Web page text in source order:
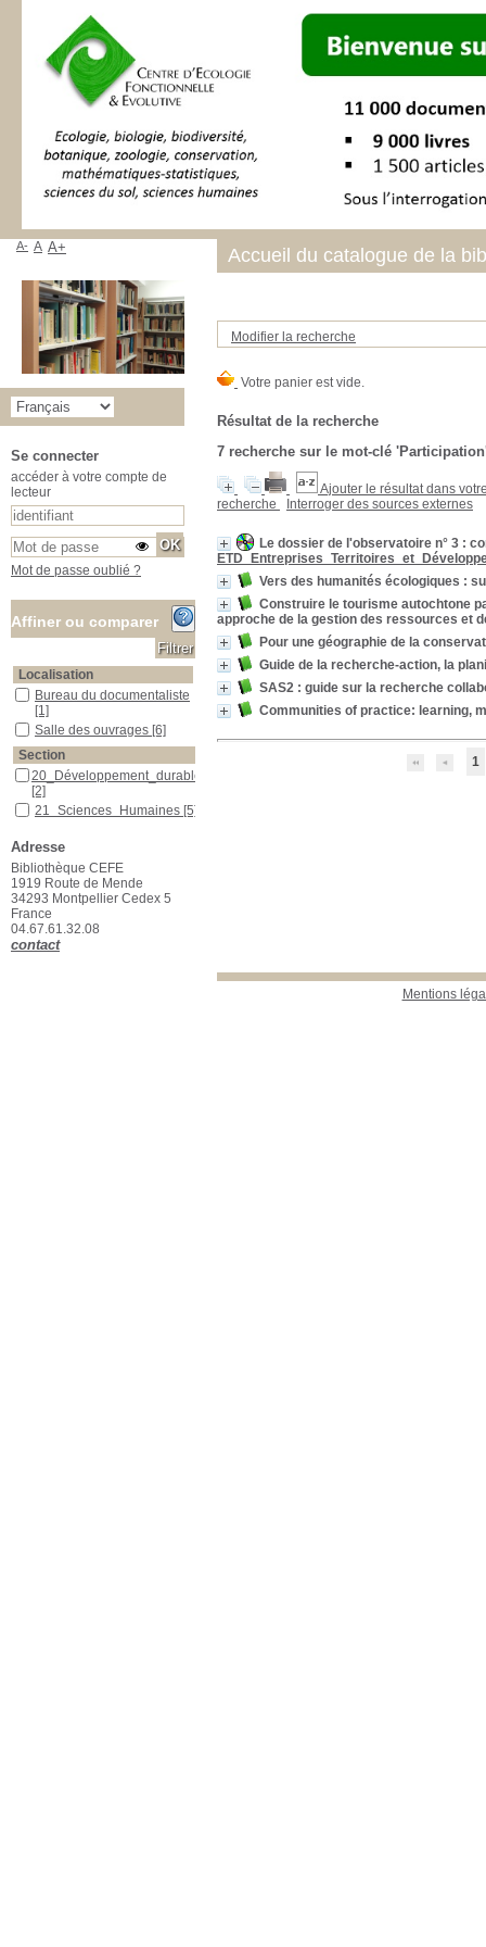
Modifier la recherche
Résultat de la recherche
7 recherche sur le mot-clé
Ajouter le résultat dans
recherche
Interroger des sources externes
Le dossier de l'observatoire n° 3 :
Vers des humanités écologiques :
Construire le tourisme autochtone
approche de la gestion des ressources et
Pour une géographie de la
Guide de la recherche-action, la
SAS2 : guide sur la recherche
Communities of practice: learning,
1
Mentions
Accueil du catalogue de la
A- A A+
Se connecter
accéder à votre compte de
lecteur
Mot de passe oublié ?
Affiner ou comparer
Localisation
Bureau du documentaliste
Bureau du documentaliste
[1]
Salle des ouvrages
Salle des ouvrages [6]
Section
20_Développement_durable
20_Développement_durable
[2]
21_Sciences_Humaines
21_Sciences_Humaines [5]
Adresse
Bibliothèque CEFE
1919 Route de Mende
34293 Montpellier Cedex 5
France
04.67.61.32.08
contact